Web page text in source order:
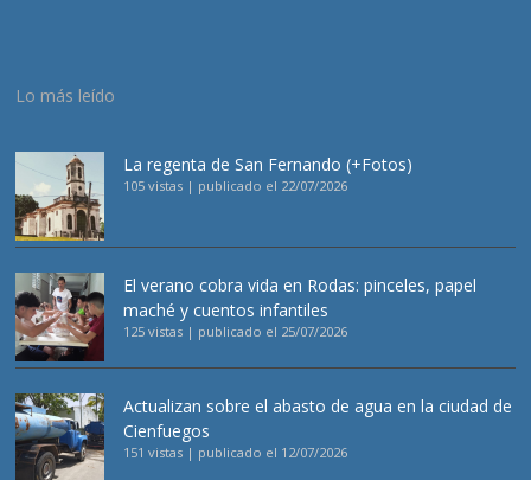
Lo más leído
La regenta de San Fernando (+Fotos)
105 vistas | publicado el 22/07/2026
El verano cobra vida en Rodas: pinceles, papel
maché y cuentos infantiles
125 vistas | publicado el 25/07/2026
Actualizan sobre el abasto de agua en la ciudad de
Cienfuegos
151 vistas | publicado el 12/07/2026